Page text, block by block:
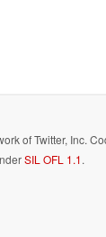
of Twitter, Inc.
SIL OFL 1.1.